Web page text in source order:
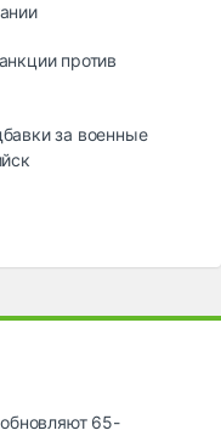
против
за военные
65-